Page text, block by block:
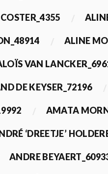
ALINE
VAN
DE KEYSER_72196
AMATA
‘DREETJE’
ANDRE